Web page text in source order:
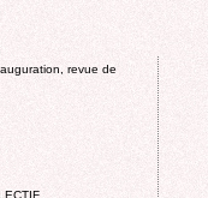
revue de